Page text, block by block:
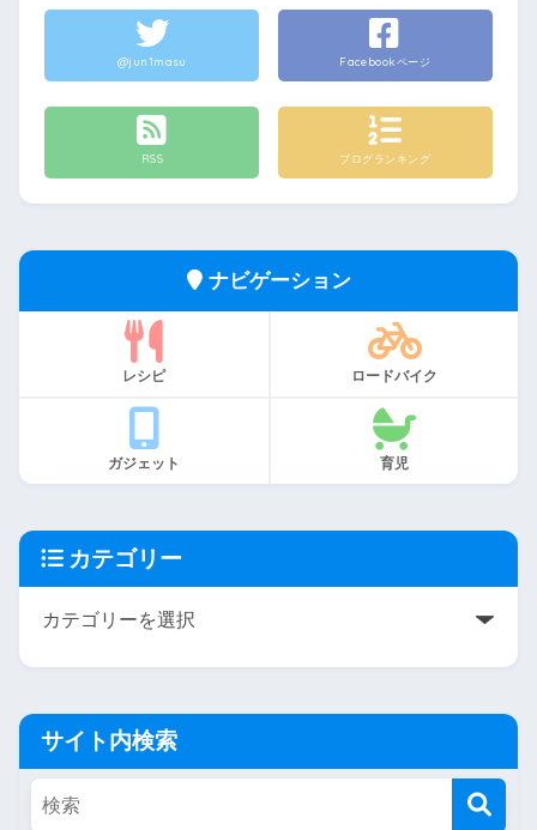
@jun1masu Facebookページ
RSS ブログランキング
ナビゲーション
レシピ ロードバイク
ガジェット 育児
カテゴリー
サイト内検索